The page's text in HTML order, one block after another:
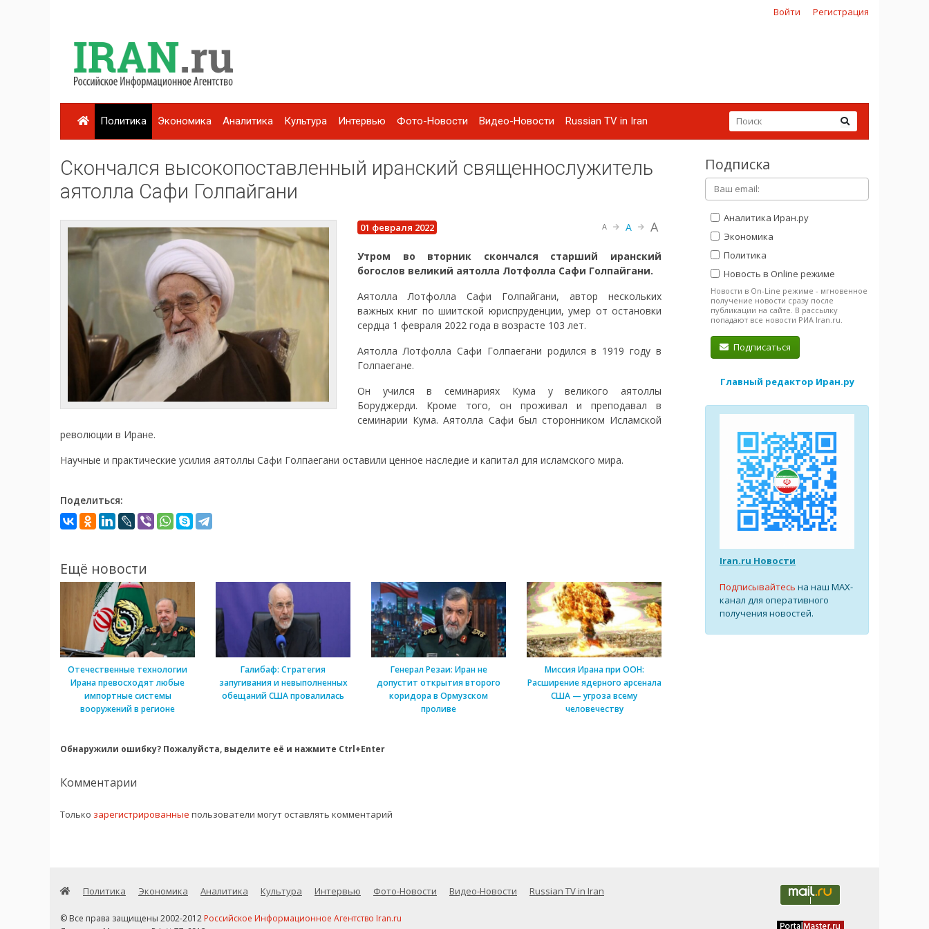
Войти Регистрация
Политика Экономика Аналитика Культура Интервью Фото-Новости Видео-Новости Russian TV in Iran
Скончался высокопоставленный иранский священнослужитель
аятолла Сафи Голпайгани
01 февраля 2022 A A A
Утром во вторник скончался старший иранский
богослов великий аятолла Лотфолла Сафи Голпайгани.
Аятолла Лотфолла Сафи Голпайгани, автор нескольких
важных книг по шиитской юриспруденции, умер от остановки
сердца 1 февраля 2022 года в возрасте 103 лет.
Аятолла Лотфолла Сафи Голпаегани родился в 1919 году в
Голпаегане.
Он учился в семинариях Кума у ​​великого аятоллы
Боруджерди. Кроме того, он проживал и преподавал в
семинарии Кума. Аятолла Сафи был сторонником Исламской
революции в Иране.
Научные и практические усилия аятоллы Сафи Голпаегани оставили ценное наследие и капитал для исламского мира.
Поделиться:
Ещё новости
Отечественные технологии
Ирана превосходят любые
импортные системы
вооружений в регионе
Галибаф: Стратегия
запугивания и невыполненных
обещаний США провалилась
Генерал Резаи: Иран не
допустит открытия второго
коридора в Ормузском
проливе
Миссия Ирана при ООН:
Расширение ядерного арсенала
США — угроза всему
человечеству
Обнаружили ошибку? Пожалуйста, выделите её и нажмите Ctrl+Enter
Комментарии
Только зарегистрированные пользователи могут оставлять комментарий
Подписка
Аналитика Иран.ру
Экономика
Политика
Новость в Online режиме
Новости в On-Line режиме - мгновенное
получение новости сразу после
публикации на сайте. В рассылку
попадают все новости РИА Iran.ru.
Подписаться
Главный редактор Иран.ру
Iran.ru Новости
Подписывайтесь на наш MAX-
канал для оперативного
получения новостей.
Политика Экономика Аналитика Культура Интервью Фото-Новости Видео-Новости Russian TV in Iran
© Все права защищены 2002-2012 Российское Информационное Агентство Iran.ru